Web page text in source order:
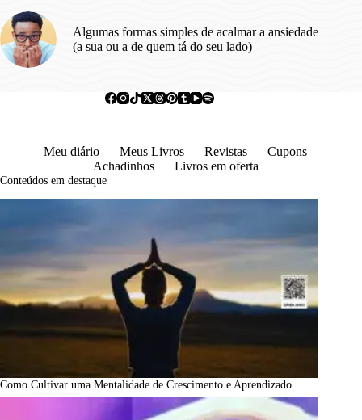
Algumas formas simples de acalmar a ansiedade
(a sua ou a de quem tá do seu lado)
Meu diário Meus Livros Revistas
Cupons
Achadinhos
Livros em oferta
Conteúdos em destaque
Como Cultivar uma Mentalidade de Crescimento e Aprendizado.